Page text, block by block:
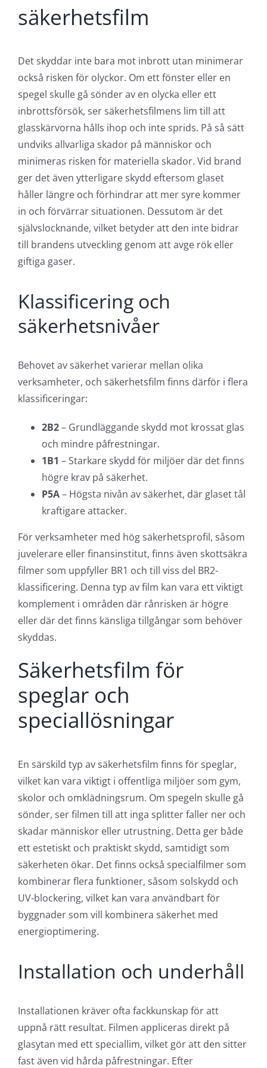
säkerhetsfilm
Det skyddar inte bara mot inbrott utan minimerar
också risken för olyckor. Om ett fönster eller en
spegel skulle gå sönder av en olycka eller ett
inbrottsförsök, ser säkerhetsfilmens lim till att
glasskärvorna hålls ihop och inte sprids. På så sätt
undviks allvarliga skador på människor och
minimeras risken för materiella skador. Vid brand
ger det även ytterligare skydd eftersom glaset
håller längre och förhindrar att mer syre kommer
in och förvärrar situationen. Dessutom är det
självslocknande, vilket betyder att den inte bidrar
till brandens utveckling genom att avge rök eller
giftiga gaser.
Klassificering och
säkerhetsnivåer
Behovet av säkerhet varierar mellan olika
verksamheter, och säkerhetsfilm finns därför i flera
klassificeringar:
2B2– Grundläggande skydd mot krossat glas
och mindre påfrestningar.
1B1 – Starkare skydd för miljöer där det finns
högre krav på säkerhet.
P5A– Högsta nivån av säkerhet, där glaset tål
kraftigare attacker.
För verksamheter med hög säkerhetsprofil, såsom
juvelerare eller finansinstitut, finns även skottsäkra
filmer som uppfyller BR1 och till viss del BR2-
klassificering. Denna typ av film kan vara ett viktigt
komplement i områden där rånrisken är högre
eller där det finns känsliga tillgångar som behöver
skyddas.
Säkerhetsfilm för
speglar och
speciallösningar
En särskild typ av säkerhetsfilm finns för speglar,
vilket kan vara viktigt i offentliga miljöer som gym,
skolor och omklädningsrum. Om spegeln skulle gå
sönder, ser filmen till att inga splitter faller ner och
skadar människor eller utrustning. Detta ger både
ett estetiskt och praktiskt skydd, samtidigt som
säkerheten ökar. Det finns också specialfilmer som
kombinerar flera funktioner, såsom solskydd och
UV-blockering, vilket kan vara användbart för
byggnader som vill kombinera säkerhet med
energioptimering.
Installation och underhåll
Installationen kräver ofta fackkunskap för att
uppnå rätt resultat. Filmen appliceras direkt på
glasytan med ett speciallim, vilket gör att den sitter
fast även vid hårda påfrestningar. Efter